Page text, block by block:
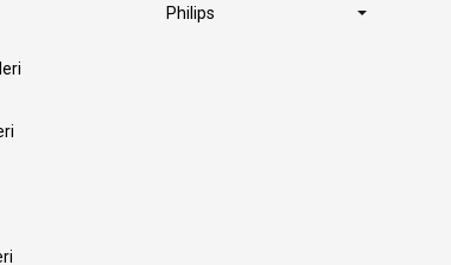
Philips